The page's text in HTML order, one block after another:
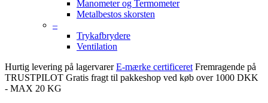
Manometer og Termometer
Metalbestos skorsten
–
Trykafbrydere
Ventilation
Hurtig levering på lagervarer E-mærke certificeret Fremragende på
TRUSTPILOT Gratis fragt til pakkeshop ved køb over 1000 DKK
- MAX 20 KG